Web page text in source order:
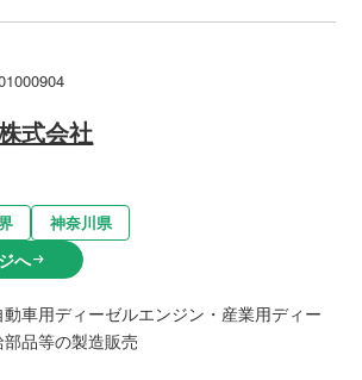
式会社
神奈川県
へarrow_right_alt
動車用ディーゼルエンジン・産業用ディー
品等の製造販売